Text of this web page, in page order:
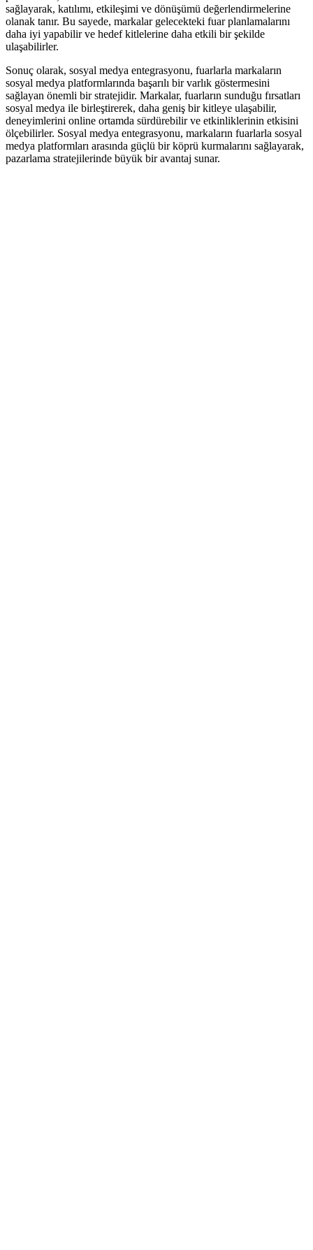
sağlayarak, katılımı, etkileşimi ve dönüşümü değerlendirmelerine
olanak tanır. Bu sayede, markalar gelecekteki fuar planlamalarını
daha iyi yapabilir ve hedef kitlelerine daha etkili bir şekilde
ulaşabilirler.
Sonuç olarak, sosyal medya entegrasyonu, fuarlarla markaların
sosyal medya platformlarında başarılı bir varlık göstermesini
sağlayan önemli bir stratejidir. Markalar, fuarların sunduğu fırsatları
sosyal medya ile birleştirerek, daha geniş bir kitleye ulaşabilir,
deneyimlerini online ortamda sürdürebilir ve etkinliklerinin etkisini
ölçebilirler. Sosyal medya entegrasyonu, markaların fuarlarla sosyal
medya platformları arasında güçlü bir köprü kurmalarını sağlayarak,
pazarlama stratejilerinde büyük bir avantaj sunar.